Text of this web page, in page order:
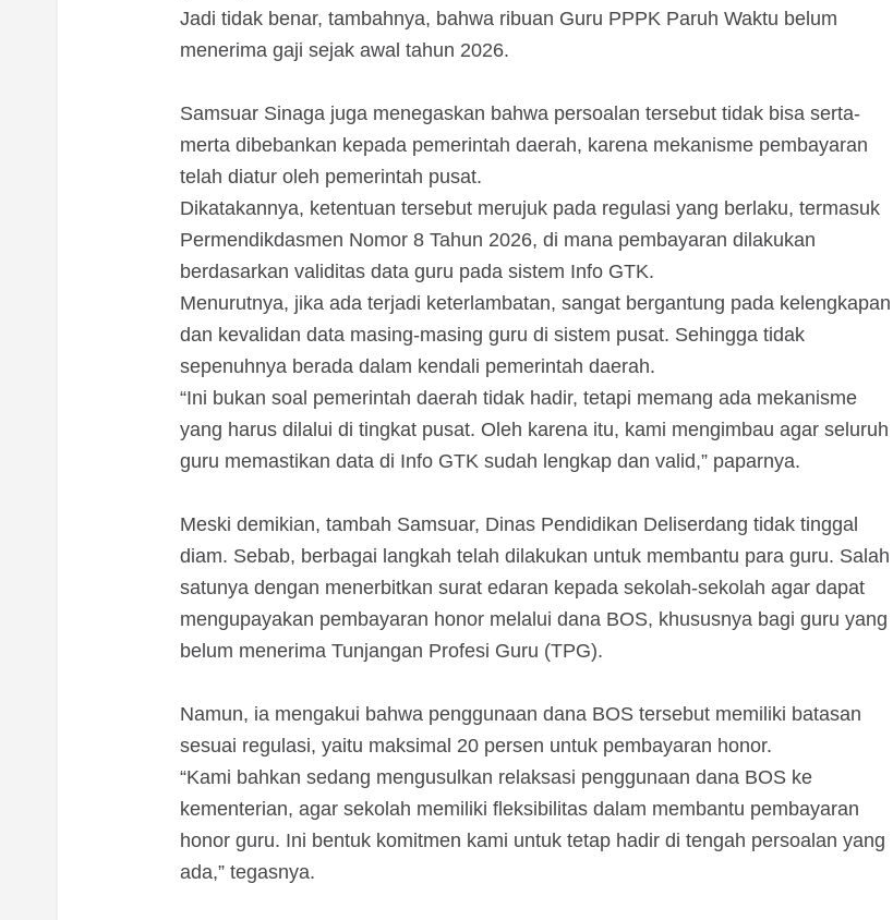
Jadi tidak benar, tambahnya, bahwa ribuan Guru PPPK Paruh Waktu belum
menerima gaji sejak awal tahun 2026.
‎Samsuar Sinaga juga menegaskan bahwa persoalan tersebut tidak bisa serta-
merta dibebankan kepada pemerintah daerah, karena mekanisme pembayaran
telah diatur oleh pemerintah pusat.
‎Dikatakannya, ketentuan tersebut merujuk pada regulasi yang berlaku, termasuk
Permendikdasmen Nomor 8 Tahun 2026, di mana pembayaran dilakukan
berdasarkan validitas data guru pada sistem Info GTK.
‎Menurutnya, jika ada terjadi keterlambatan, sangat bergantung pada kelengkapan
dan kevalidan data masing-masing guru di sistem pusat. Sehingga tidak
sepenuhnya berada dalam kendali pemerintah daerah.
‎“Ini bukan soal pemerintah daerah tidak hadir, tetapi memang ada mekanisme
yang harus dilalui di tingkat pusat. Oleh karena itu, kami mengimbau agar seluruh
guru memastikan data di Info GTK sudah lengkap dan valid,” paparnya.
‎Meski demikian, tambah Samsuar, Dinas Pendidikan Deliserdang tidak tinggal
diam. Sebab, berbagai langkah telah dilakukan untuk membantu para guru. Salah
satunya dengan menerbitkan surat edaran kepada sekolah-sekolah agar dapat
mengupayakan pembayaran honor melalui dana BOS, khususnya bagi guru yang
belum menerima Tunjangan Profesi Guru (TPG).
‎Namun, ia mengakui bahwa penggunaan dana BOS tersebut memiliki batasan
sesuai regulasi, yaitu maksimal 20 persen untuk pembayaran honor.
‎“Kami bahkan sedang mengusulkan relaksasi penggunaan dana BOS ke
kementerian, agar sekolah memiliki fleksibilitas dalam membantu pembayaran
honor guru. Ini bentuk komitmen kami untuk tetap hadir di tengah persoalan yang
ada,” tegasnya.